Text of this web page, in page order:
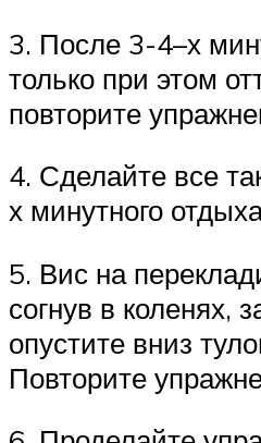
3. После 3-4–х
только при этом
повторите
4. Сделайте все
х минутного
5. Вис на
согнув в коленях,
опустите вниз
Повторите